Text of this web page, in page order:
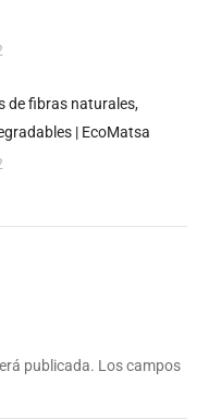
de fibras naturales,
| EcoMatsa
publicada. Los campos